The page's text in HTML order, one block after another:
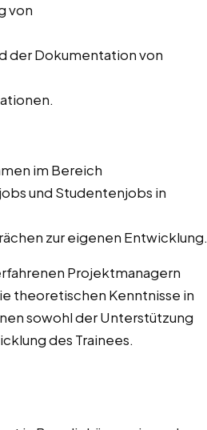
von
der Dokumentation von
im Bereich
und Studentenjobs in
zur eigenen Entwicklung.
Projektmanagern
theoretischen Kenntnisse in
sowohl der Unterstützung
des Trainees.